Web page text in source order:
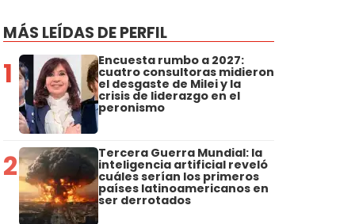
MÁS LEÍDAS DE PERFIL
1 Encuesta rumbo a 2027:
cuatro consultoras midieron
el desgaste de Milei y la
crisis de liderazgo en el
peronismo
2 Tercera Guerra Mundial: la
inteligencia artificial reveló
cuáles serían los primeros
países latinoamericanos en
ser derrotados